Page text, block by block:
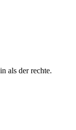
als der rechte.